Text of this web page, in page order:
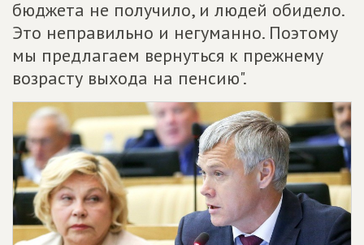
бюджета не получило, и людей обидело.
Это неправильно и негуманно. Поэтому
мы предлагаем вернуться к прежнему
возрасту выхода на пенсию".